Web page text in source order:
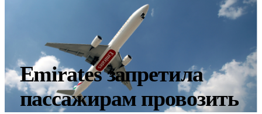
Emirates запретила
пассажирам провозить